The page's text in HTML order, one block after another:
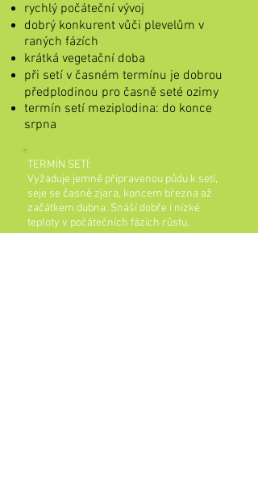
rychlý počáteční vývoj
dobrý konkurent vůči plevelům v
raných fázích
krátká vegetační doba
při setí v časném termínu je dobrou
předplodinou pro časně seté ozimy
termín setí meziplodina: do konce
srpna​
TERMÍN SETÍ:
Vyžaduje jemně připravenou půdu k setí,
seje se časně zjara, koncem března až
začátkem dubna. Snáší dobře i nízké
teploty v počátečních fázích růstu.